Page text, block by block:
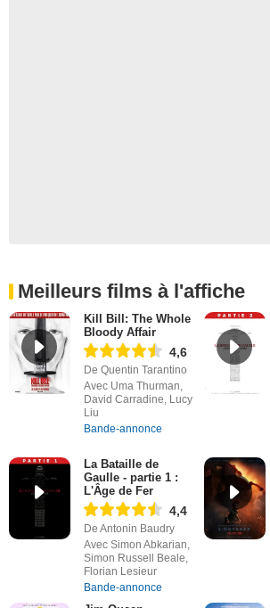
Meilleurs films à l'affiche
Kill Bill: The Whole
Bloody Affair
4,6
De Quentin Tarantino
Avec Uma Thurman,
David Carradine, Lucy
Liu
Bande-annonce
La Bataille de
Gaulle - partie 1 :
L'Âge de Fer
4,4
De Antonin Baudry
Avec Simon Abkarian,
Simon Russell Beale,
Florian Lesieur
Bande-annonce